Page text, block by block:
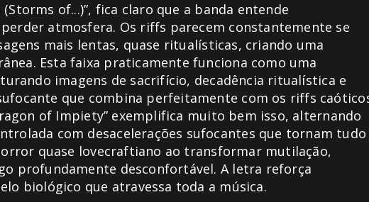
of...)”, fica claro que a banda entende
atmosfera. Os riffs parecem constantemente se
mais lentas, quase ritualísticas, criando uma
Esta faixa praticamente funciona como uma
imagens de sacrifício, decadência ritualística e
que combina perfeitamente com os riffs
of Impiety” exemplifica muito bem isso, alternando
com desacelerações sufocantes que tornam tudo
quase lovecraftiano ao transformar mutilação,
profundamente desconfortável. A letra reforça
biológico que atravessa toda a música.